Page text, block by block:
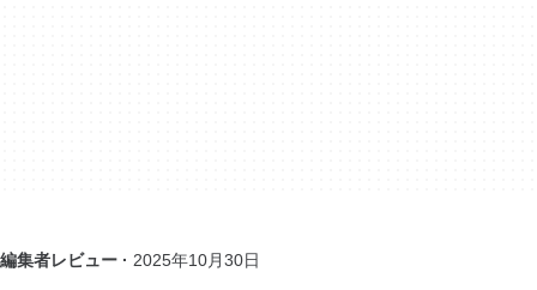
編集者レビュー · 2025年10月30日